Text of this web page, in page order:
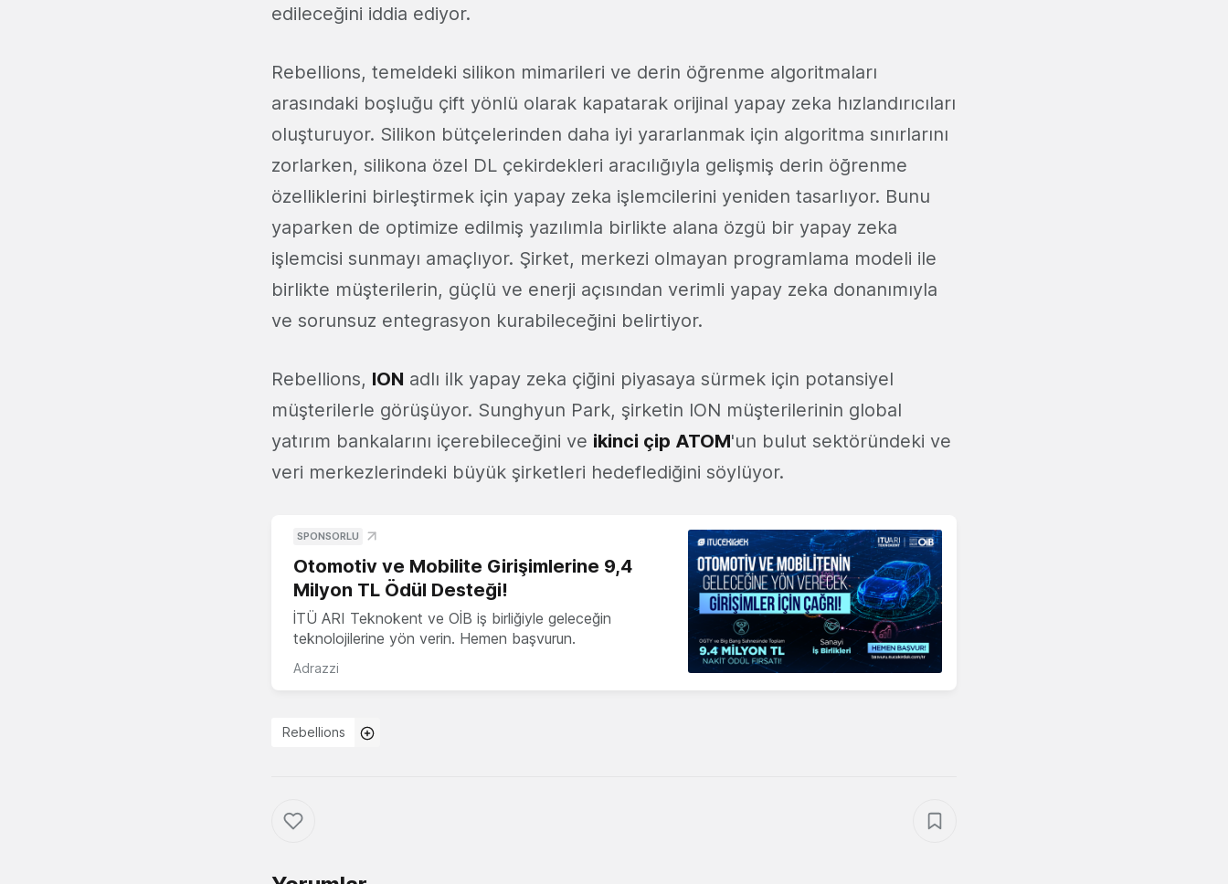
edileceğini iddia ediyor.
Rebellions, temeldeki silikon mimarileri ve derin öğrenme algoritmaları
arasındaki boşluğu çift yönlü olarak kapatarak orijinal yapay zeka hızlandırıcıları
oluşturuyor. Silikon bütçelerinden daha iyi yararlanmak için algoritma sınırlarını
zorlarken, silikona özel DL çekirdekleri aracılığıyla gelişmiş derin öğrenme
özelliklerini birleştirmek için yapay zeka işlemcilerini yeniden tasarlıyor. Bunu
yaparken de optimize edilmiş yazılımla birlikte alana özgü bir yapay zeka
işlemcisi sunmayı amaçlıyor. Şirket, merkezi olmayan programlama modeli ile
birlikte müşterilerin, güçlü ve enerji açısından verimli yapay zeka donanımıyla
ve sorunsuz entegrasyon kurabileceğini belirtiyor.
Rebellions, ION adlı ilk yapay zeka çiğini piyasaya sürmek için potansiyel
müşterilerle görüşüyor. Sunghyun Park, şirketin ION müşterilerinin global
yatırım bankalarını içerebileceğini ve ikinci çip ATOM'un bulut sektöründeki ve
veri merkezlerindeki büyük şirketleri hedeflediğini söylüyor.
SPONSORLU
Otomotiv ve Mobilite Girişimlerine 9,4
Milyon TL Ödül Desteği!
İTÜ ARI Teknokent ve OİB iş birliğiyle geleceğin
teknolojilerine yön verin. Hemen başvurun.
Adrazzi
Rebellions